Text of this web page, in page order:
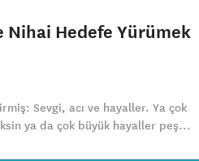
Nihai Hedefe Yürümek
Sevgi, acı ve hayaller. Ya çok
ya da çok büyük hayaller peş...